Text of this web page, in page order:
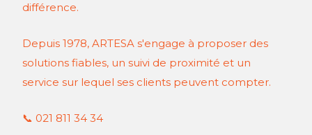
différence.
Depuis 1978, ARTESA s'engage à proposer des
solutions fiables, un suivi de proximité et un
service sur lequel ses clients peuvent compter.
📞 021 811 34 34